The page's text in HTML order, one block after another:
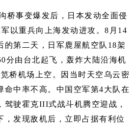
桥事变爆发后，日本发动全面侵
以重兵向上海发动进攻。8月14
的第二天，日军鹿屋航空队18架
分由台北起飞，轰炸大陆沿海机
桥机场上空。因当时天空乌云密
命中率不高。中国空军第4大队在
驾驶霍克III式战斗机腾空迎战，
，发现敌机后，立即占据有利位